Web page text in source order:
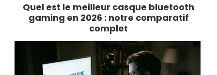
Quel est le meilleur casque bluetooth
gaming en 2026 : notre comparatif
complet